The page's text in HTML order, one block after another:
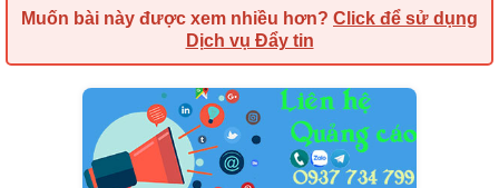
Muốn bài này được xem nhiều hơn? Click để sử dụng
Dịch vụ Đẩy tin